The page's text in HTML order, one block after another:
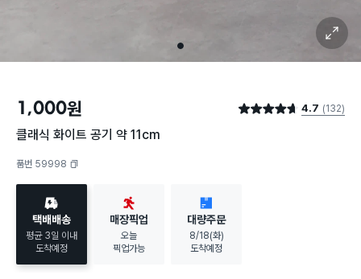
1
확대 보기
1,000원 별점 4.7점 4.7 (132)
클래식 화이트 공기 약 11cm
품번 59998
택배배송
평균 3일 이내
도착예정
매장픽업
오늘
픽업가능
대량주문
8/18(화)
도착예정